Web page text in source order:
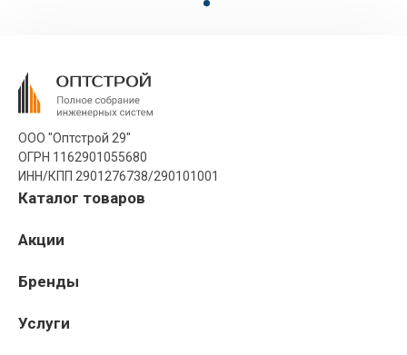
ООО "Оптстрой 29"
ОГРН 1162901055680
ИНН/КПП 2901276738/290101001
Каталог товаров
Акции
Бренды
Услуги